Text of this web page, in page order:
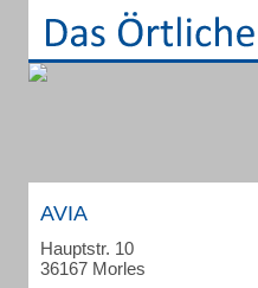
AVIA
Hauptstr. 10
36167 Morles